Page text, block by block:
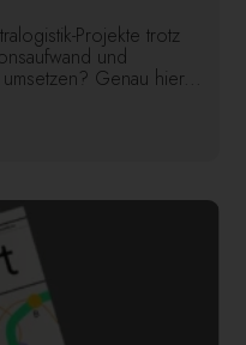
Projekte trotz
und
Genau hier...